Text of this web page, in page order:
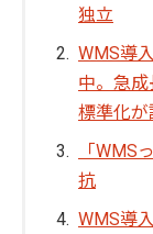
独立
WMS導
中。急
標準化が
「WMS
抗
WMS導